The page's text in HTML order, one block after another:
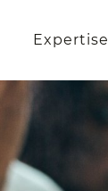
Expertise